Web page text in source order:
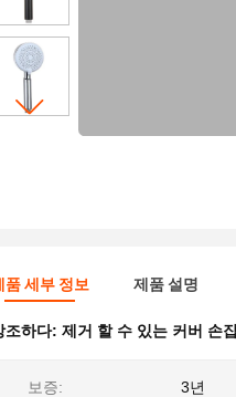
품 세부 정보 제품 설명
조하다: 제거 할 수 있는 커버 손
보증: 3년